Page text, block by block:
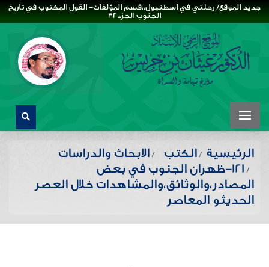
جديد الموقع/ رحلتي في اسطنبول،،قسم المؤلفات- القول المكتوب في تاريخ
الجنوب الجزء32
الرئيسية الكتب
الابحاث والدراسات
121-ظهران الجنوب في بعض
المصادر،والوثائق،والمشاهدات خلال العصر
الحديثو المعاصر